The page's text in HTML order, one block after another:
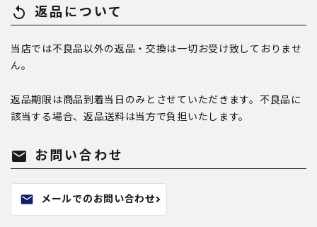
replay 返品について
当店では不良品以外の返品・交換は一切お受け致しておりませ
ん。
返品期限は商品到着当日のみとさせていただきます。不良品に
該当する場合、返品送料は当方で負担いたします。
mail お問い合わせ
mail メールでのお問い合わせ